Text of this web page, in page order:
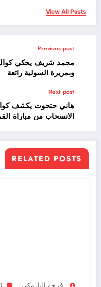
View All Posts
Previous post
محمد شريف يحكي
وتمريرة السولية رائعة
Next post
هاني حتحوت يكشف
الانسحاب من مباراة
RELATED POSTS